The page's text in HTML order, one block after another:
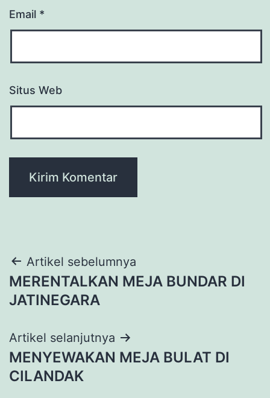
Email *
Situs Web
Navigasi
pos
Artikel sebelumnya
MERENTALKAN MEJA BUNDAR DI
JATINEGARA
Artikel selanjutnya
MENYEWAKAN MEJA BULAT DI
CILANDAK